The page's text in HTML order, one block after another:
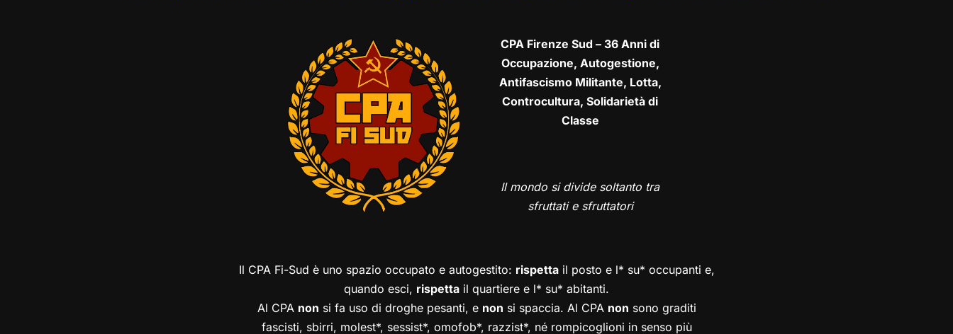
CPA Firenze Sud – 36 Anni di
Occupazione, Autogestione,
Antifascismo Militante, Lotta,
Controcultura, Solidarietà di
Classe
Il mondo si divide soltanto tra
sfruttati e sfruttatori
Il CPA Fi-Sud è uno spazio occupato e autogestito: rispettail posto e l* su* occupanti e,
quando esci, rispetta il quartiere e l* su* abitanti.
Al CPA non si fa uso di droghe pesanti, e non si spaccia. Al CPA non sono graditi
fascisti, sbirri, molest*, sessist*, omofob*, razzist*, né rompicoglioni in senso più